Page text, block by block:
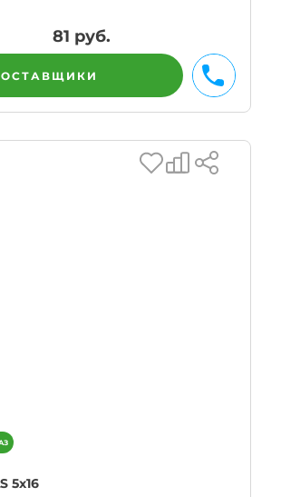
81 руб.
5х16